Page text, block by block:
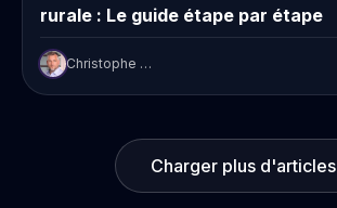
rurale : Le guide étape par étape
Christophe Prudent
Charger plus d'articles